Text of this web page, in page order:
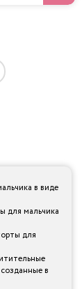
в виде
для мальчика
для
в